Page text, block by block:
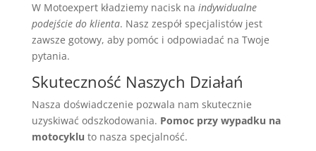
W Motoexpert kładziemy nacisk na indywidualne
podejście do klienta. Nasz zespół specjalistów jest
zawsze gotowy, aby pomóc i odpowiadać na Twoje
pytania.
Skuteczność Naszych Działań
Nasza doświadczenie pozwala nam skutecznie
uzyskiwać odszkodowania. Pomoc przy wypadku na
motocyklu to nasza specjalność.